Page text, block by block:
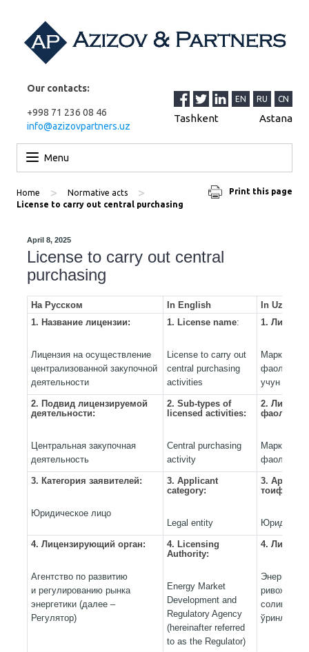
Our contacts:
+998 71 236 08 46
info@azizovpartners.uz
EN RU CN
Tashkent Astana
Menu
Print this page
Home > Normative acts >
License to carry out central purchasing
April 8, 2025
License to carry out central
purchasing
На Русском In English
In Uzbek
1. Название лицензии:
Лицензия на осуществление
централизованной закупочной
деятельности
1. License name:
License to carry out
central purchasing
activities
1.
Марказий
учун
2. Подвид лицензируемой
деятельности:
Центральная закупочная
деятельность
2. Sub-types of
licensed activities:
Central purchasing
activity
2.
Марказий
фаолияти
3. Категория заявителей:
Юридическое лицо
3. Аpplicant
category:
Legal entity
3. Ариза
тоифаси:
Юридик
4. Лицензирующий орган:
Агентство по развитию
и регулированию рынка
энергетики (далее –
Регулятор)
4. Licensing
Authority:
Energy Market
Development and
Regulatory Agency
(hereinafter referred
to as the Regulator)
4.
солиш